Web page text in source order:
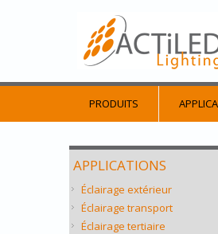
PRODUITS
APPLICATIONS
Éclairage extérieur
Éclairage transport
Éclairage tertiaire